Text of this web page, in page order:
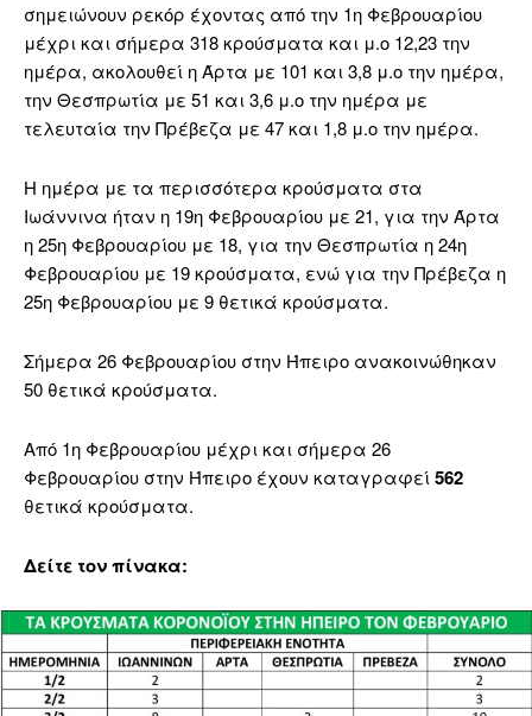
σημειώνουν ρεκόρ έχοντας από την 1η Φεβρουαρίου
μέχρι και σήμερα 318 κρούσματα και μ.ο 12,23 την
ημέρα, ακολουθεί η Άρτα με 101 και 3,8 μ.ο την ημέρα,
την Θεσπρωτία με 51 και 3,6 μ.ο την ημέρα με
τελευταία την Πρέβεζα με 47 και 1,8 μ.ο την ημέρα.
Η ημέρα με τα περισσότερα κρούσματα στα
Ιωάννινα ήταν η 19η Φεβρουαρίου με 21, για την Άρτα
η 25η Φεβρουαρίου με 18, για την Θεσπρωτία η 24η
Φεβρουαρίου με 19 κρούσματα, ενώ για την Πρέβεζα η
25η Φεβρουαρίου με 9 θετικά κρούσματα.
Σήμερα 26 Φεβρουαρίου στην Ήπειρο ανακοινώθηκαν
50 θετικά κρούσματα.
Από 1η Φεβρουαρίου μέχρι και σήμερα 26
Φεβρουαρίου στην Ήπειρο έχουν καταγραφεί562
θετικά κρούσματα.
Δείτε τον πίνακα: